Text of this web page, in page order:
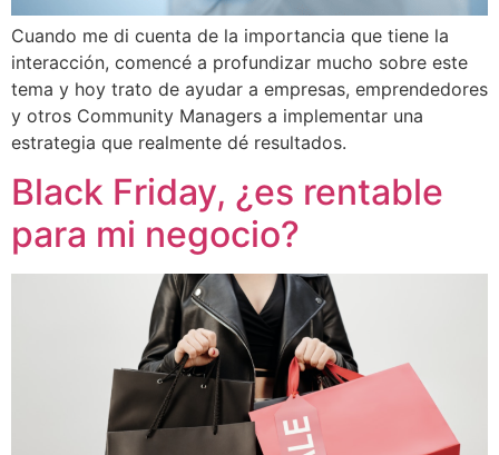
Cuando me di cuenta de la importancia que tiene la
interacción, comencé a profundizar mucho sobre este
tema y hoy trato de ayudar a empresas, emprendedores
y otros Community Managers a implementar una
estrategia que realmente dé resultados.
Black Friday, ¿es rentable
para mi negocio?